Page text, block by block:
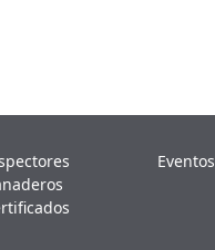
Eventos